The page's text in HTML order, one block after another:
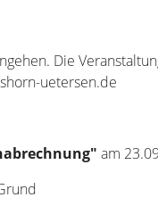
Die
uetersen.de
am